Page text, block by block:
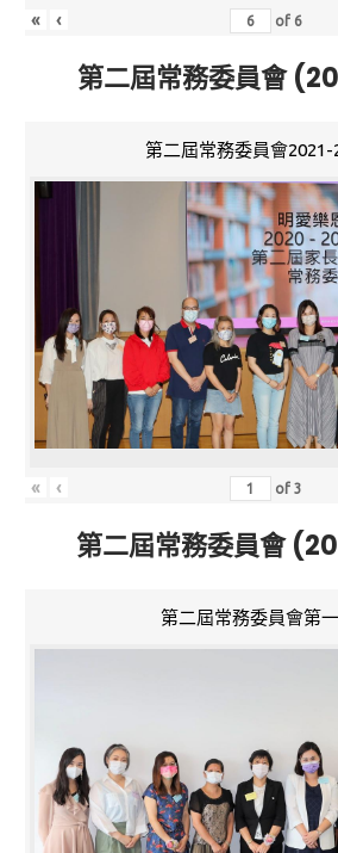
« ‹ of 6
第二屆常務委員會
第二屆常務委員會2021-
« ‹ of3
第二屆常務委員會
第二屆常務委員會第